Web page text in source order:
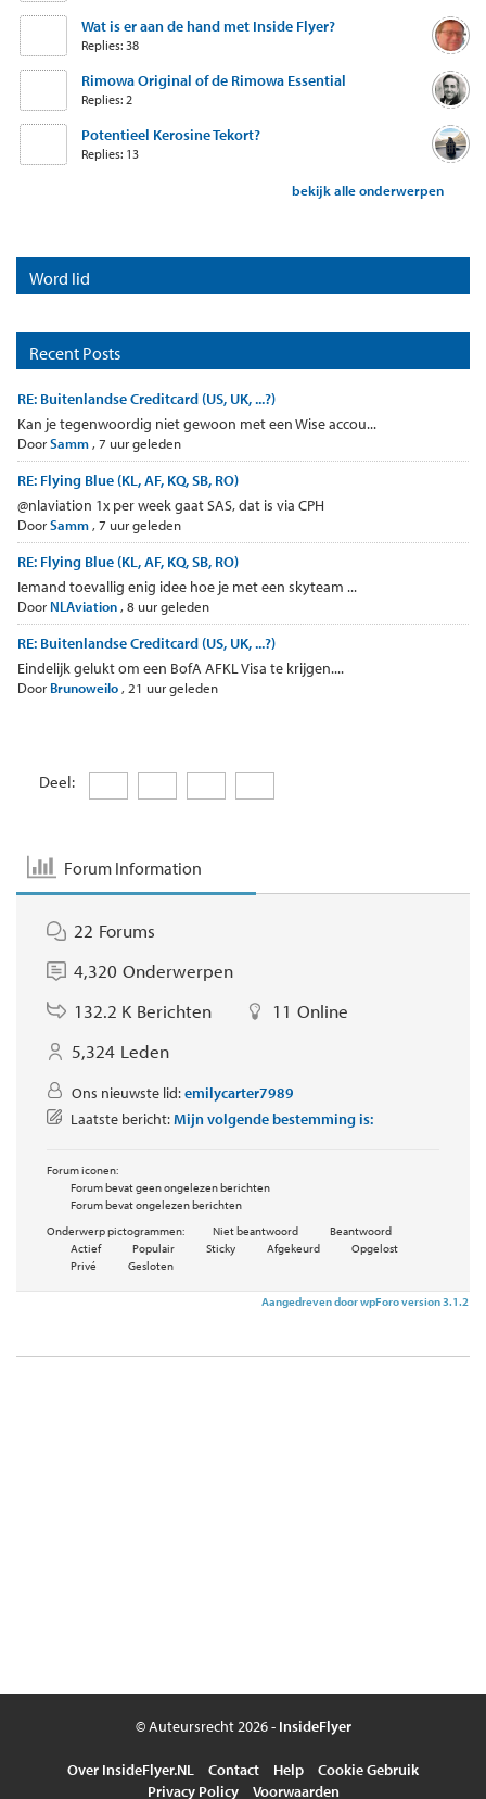
Wat is er aan de hand met Inside Flyer?
Replies: 38
Rimowa Original of de Rimowa Essential
Replies: 2
Potentieel Kerosine Tekort?
Replies: 13
bekijk alle onderwerpen
Word lid
Recent Posts
RE: Buitenlandse Creditcard (US, UK, ...?)
Kan je tegenwoordig niet gewoon met een Wise accou...
DoorSamm, 7 uur geleden
RE: Flying Blue (KL, AF, KQ, SB, RO)
@nlaviation 1x per week gaat SAS, dat is via CPH
DoorSamm, 7 uur geleden
RE: Flying Blue (KL, AF, KQ, SB, RO)
Iemand toevallig enig idee hoe je met een skyteam ...
Door NLAviation, 8 uur geleden
RE: Buitenlandse Creditcard (US, UK, ...?)
Eindelijk gelukt om een BofA AFKL Visa te krijgen....
Door Brunoweilo, 21 uur geleden
Deel:
Forum Information
22 Forums
4,320 Onderwerpen
132.2 K Berichten 11 Online
5,324 Leden
Ons nieuwste lid:emilycarter7989
Laatste bericht:Mijn volgende bestemming is:
Forum iconen:
Forum bevat geen ongelezen berichten
Forum bevat ongelezen berichten
Onderwerp pictogrammen:
Niet beantwoord
Beantwoord
Actief
Populair Sticky Afgekeurd
Opgelost
Privé
Gesloten
Aangedreven door wpForo version 3.1.2
© Auteursrecht 2026 - InsideFlyer
Over InsideFlyer.NL Contact Help
Cookie Gebruik
Privacy Policy
Voorwaarden